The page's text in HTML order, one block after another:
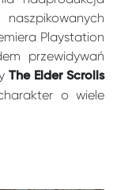
Playstation
przewidywań
The Elder Scrolls
o wiele